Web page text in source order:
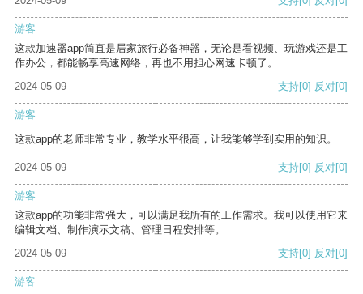
游客
这款加速器app简直是居家旅行必备神器，无论是看视频、玩游戏还是工
作办公，都能畅享高速网络，再也不用担心网速卡顿了。
2024-05-09
支持[0] 反对[0]
游客
这款app的老师非常专业，教学水平很高，让我能够学到实用的知识。
2024-05-09 支持[0] 反对[0]
游客
这款app的功能非常强大，可以满足我所有的工作需求。我可以使用它来
编辑文档、制作演示文稿、管理日程安排等。
2024-05-09
支持[0] 反对[0]
游客